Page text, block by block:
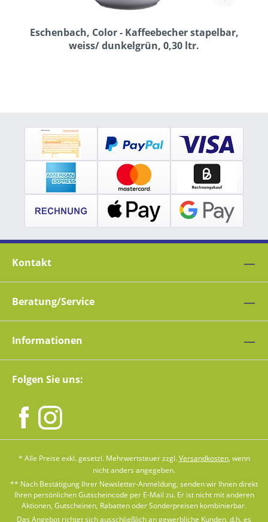
Eschenbach, Color - Kaffeebecher stapelbar,
weiss/ dunkelgrün, 0,30 ltr.
Kontakt
Beratung/Service
Informationen
Folgen Sie uns:
* Alle Preise exkl. gesetzl. Mehrwertsteuer zzgl.Versandkosten, wenn
nicht anders angegeben.
** Nach Bestätigung Ihrer Newsletter-Anmeldung, senden wir Ihnen direkt
Ihren persönlichen Gutscheincode per E-Mail zu. Er ist nicht mit anderen
Aktionen, Gutscheinen, Rabatten oder Sonderpreisen kombinierbar.
Das Angebot richtet sich ausschließlich an gewerbliche Kunden, d.h. es